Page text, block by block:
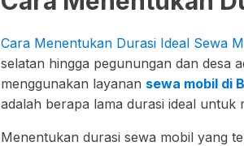
Cara Menentukan Durasi Ideal Sewa
selatan hingga pegunungan dan desa
menggunakan layanan sewa mobil di
adalah berapa lama durasi ideal untuk
Menentukan durasi sewa mobil yang